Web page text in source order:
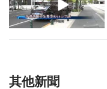
其他新聞